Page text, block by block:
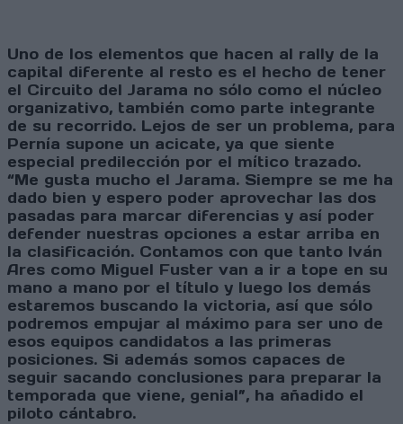
Uno de los elementos que hacen al rally de la
capital diferente al resto es el hecho de tener
el Circuito del Jarama no sólo como el núcleo
organizativo, también como parte integrante
de su recorrido. Lejos de ser un problema, para
Pernía supone un acicate, ya que siente
especial predilección por el mítico trazado.
“Me gusta mucho el Jarama. Siempre se me ha
dado bien y espero poder aprovechar las dos
pasadas para marcar diferencias y así poder
defender nuestras opciones a estar arriba en
la clasificación. Contamos con que tanto Iván
Ares como Miguel Fuster van a ir a tope en su
mano a mano por el título y luego los demás
estaremos buscando la victoria, así que sólo
podremos empujar al máximo para ser uno de
esos equipos candidatos a las primeras
posiciones. Si además somos capaces de
seguir sacando conclusiones para preparar la
temporada que viene, genial”, ha añadido el
piloto cántabro.